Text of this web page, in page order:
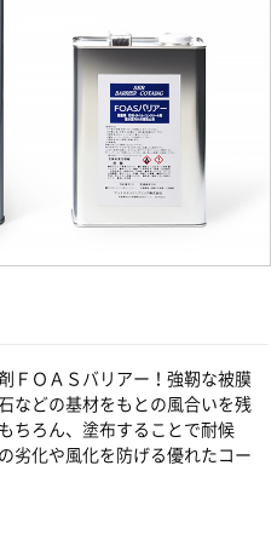
ＦＯＡＳバリアー！強靭な被膜
などの基材をもとの風合いを残
ちろん、塗布することで耐候
劣化や風化を防げる優れたコー